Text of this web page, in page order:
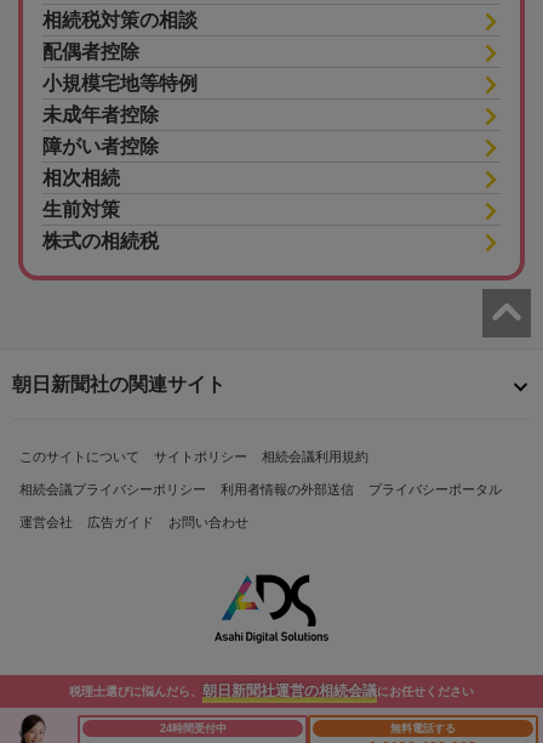
相続税対策の相談
配偶者控除
小規模宅地等特例
未成年者控除
障がい者控除
相次相続
生前対策
株式の相続税
税理士選びに悩んだら、 朝日新聞社運営の相続会議にお任せください
24時間受付中 無料電話する
朝日新聞社の関連サイト
このサイトについて サイトポリシー 相続会議利用規約
相続会議プライバシーポリシー 利用者情報の外部送信 プライバシーポータル
運営会社 広告ガイド お問い合わせ
Copyright© The Asahi Shimbun Company. All Rights Reserved.